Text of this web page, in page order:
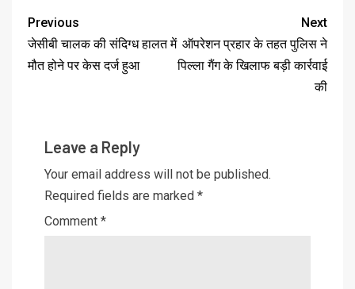
Previous
जेसीबी चालक की संदिग्ध हालत में
मौत होने पर केस दर्ज हुआ
Next
ऑपरेशन प्रहार के तहत पुलिस ने
पिल्ला गैंग के खिलाफ बड़ी कार्रवाई
की
Leave a Reply
Your email address will not be published.
Required fields are marked *
Comment *